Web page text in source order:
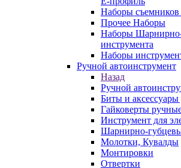
Наборы съемников
Прочее Наборы
Наборы
инструмента
Наборы
Ручной автоинструмент
Назад
Ручной
Биты и аксессуары
Гайковерты
Инструмент для
Шарнирно-
Молотки, Кувалды
Монтировки
Отвертки